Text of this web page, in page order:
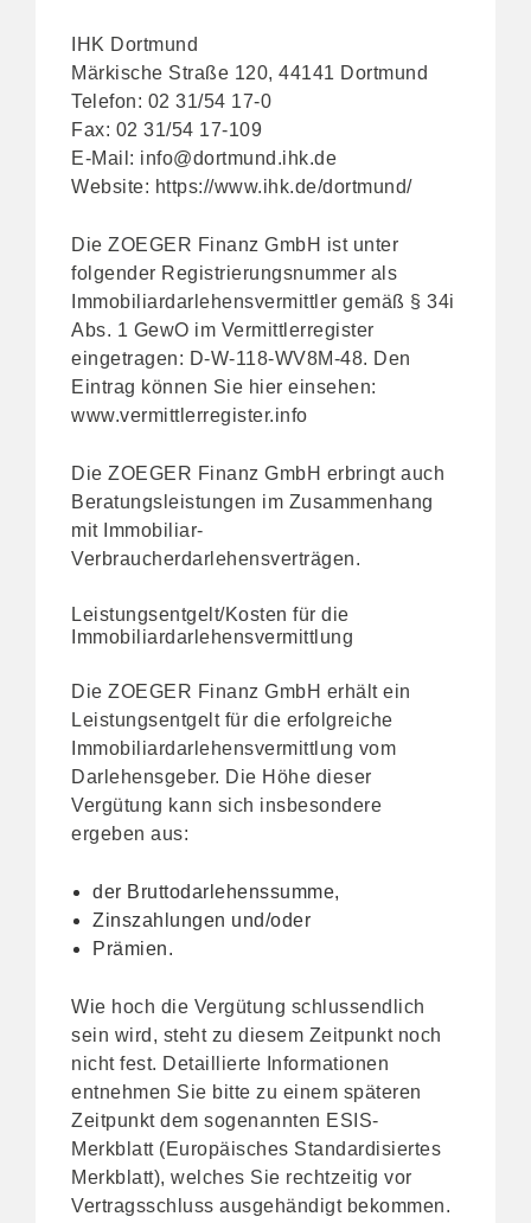
IHK Dortmund
Märkische Straße 120, 44141 Dortmund
Telefon: 02 31/54 17-0
Fax: 02 31/54 17-109
E-Mail: info@dortmund.ihk.de
Website: https://www.ihk.de/dortmund/
Die ZOEGER Finanz GmbH ist unter
folgender Registrierungsnummer als
Immobiliardarlehensvermittler gemäß § 34i
Abs. 1 GewO im Vermittlerregister
eingetragen: D-W-118-WV8M-48. Den
Eintrag können Sie hier einsehen:
www.vermittlerregister.info
Die ZOEGER Finanz GmbH erbringt auch
Beratungsleistungen im Zusammenhang
mit Immobiliar-
Verbraucherdarlehensverträgen.
Leistungsentgelt/Kosten für die
Immobiliardarlehensvermittlung
Die ZOEGER Finanz GmbH erhält ein
Leistungsentgelt für die erfolgreiche
Immobiliardarlehensvermittlung vom
Darlehensgeber. Die Höhe dieser
Vergütung kann sich insbesondere
ergeben aus:
der Bruttodarlehenssumme,
Zinszahlungen und/oder
Prämien.
Wie hoch die Vergütung schlussendlich
sein wird, steht zu diesem Zeitpunkt noch
nicht fest. Detaillierte Informationen
entnehmen Sie bitte zu einem späteren
Zeitpunkt dem sogenannten ESIS-
Merkblatt (Europäisches Standardisiertes
Merkblatt), welches Sie rechtzeitig vor
Vertragsschluss ausgehändigt bekommen.